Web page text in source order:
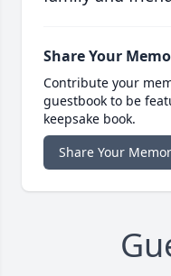
Share Your
Contribute your
guestbook to be
keepsake book.
Share Your